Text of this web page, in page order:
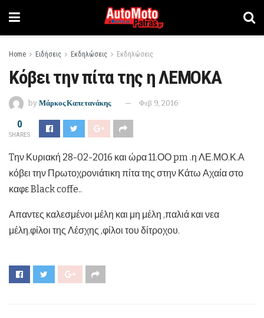
Home Ειδήσεις Εκδηλώσεις Εκδηλώσεις
Κόβει την πίτα της η ΛΕΜΟΚΑ
by Μάρκος Καπετανάκης Φεβ 9, 2016
0
SHARES
Tην Κυριακή 28-02-2016 και ώρα 11.ΟΟ pm .η ΛΕ.ΜΟ.Κ.Α
κόβει την Πρωτοχρονιάτικη πίτα της στην Κάτω Αχαία στο
καφε Black coffe..
Απαντες καλεσμένοι μέλη και μη μέλη ,παλιά και νεα
μέλη.φίλοι της Λέσχης ,φίλοι του δίτροχου.